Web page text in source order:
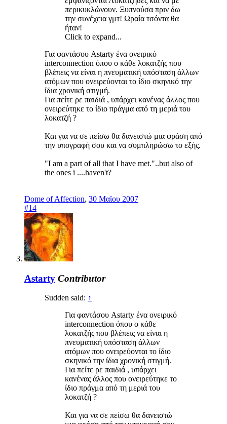
περικυκλώνουν. Ξυπνούσα πριν δω
την συνέχεια γμτ! Ωραία τσόντα θα
ήταν!
Click to expand...
Για φαντάσου Astarty ένα ονειρικό
interconnection όπου ο κάθε λοκατζής που
βλέπεις να είναι η πνευματική υπόσταση άλλων
ατόμων που ονειρεύονται το ίδιο σκηνικό την
ίδια χρονική στιγμή.
Για πείτε ρε παιδιά , υπάρχει κανένας άλλος που
ονειρεύτηκε το ίδιο πράγμα από τη μεριά του
λοκατζή ?
Και για να σε πείσω θα δανειστώ μια φράση από
την υπογραφή σου και να συμπληρώσω το εξής.
"I am a part of all that I have met."..but also of
the ones i ....haven't?
Dome of Affection, 30 Μαϊου 2007
#14
Astarty Contributor
Sudden said: ↑
Για φαντάσου Astarty ένα ονειρικό
interconnection όπου ο κάθε
λοκατζής που βλέπεις να είναι η
πνευματική υπόσταση άλλων
ατόμων που ονειρεύονται το ίδιο
σκηνικό την ίδια χρονική στιγμή.
Για πείτε ρε παιδιά , υπάρχει
κανένας άλλος που ονειρεύτηκε το
ίδιο πράγμα από τη μεριά του
λοκατζή ?
Και για να σε πείσω θα δανειστώ